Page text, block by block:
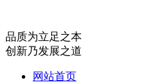
品质为立足之本
创新乃发展之道
网站首页